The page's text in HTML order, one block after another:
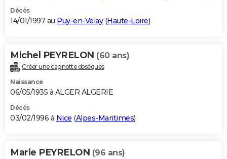
Décès
14/01/1997 au Puy-en-Velay(Haute-Loire)
Michel PEYRELON (60 ans)
Créer une cagnotte obsèques
Naissance
06/05/1935 à ALGER ALGERIE
Décès
03/02/1996 à Nice (Alpes-Maritimes)
Marie PEYRELON (96 ans)